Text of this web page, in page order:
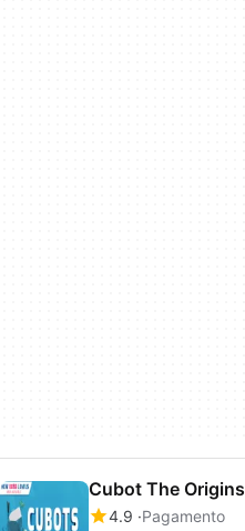
Cubot The Origins
4.9 Pagamento